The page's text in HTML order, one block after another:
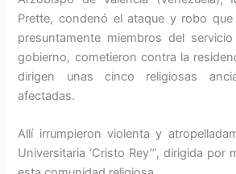
Prette, condenó el ataque y robo
presuntamente miembros del
gobierno, cometieron contra la
dirigen unas cinco religiosas
afectadas.
Allí irrumpieron violenta y
Universitaria ‘Cristo Rey’”, dirigida